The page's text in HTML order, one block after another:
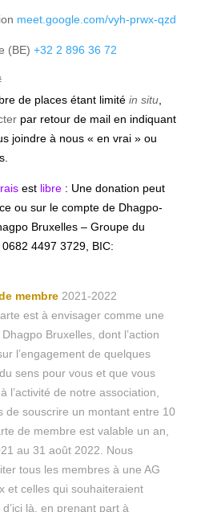
meet.google.com/vyh-prwx-qzd
(‪BE‬) ‪+32 2 896 36 72‬
de places étant limité in situ,
par retour de mail en indiquant
joindre à nous « en vrai » ou
est libre: Une donation peut
ou sur le compte de Dhagpo-
Bruxelles – Groupe du
4497 3729, BIC:
membre 2021-2022
est à envisager comme une
Bruxelles, dont l’action
l’engagement de quelques
sens pour vous et que vous
l’activité de notre association,
de souscrire un montant entre 10
de membre est valable un an,
au 31 août 2022. Nous
tous les membres à une AG
et celles qui souhaiteraient
là, en prenant part à